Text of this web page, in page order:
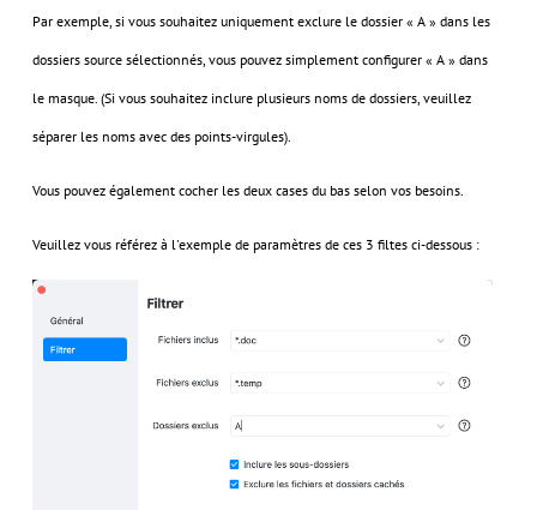
Par exemple, si vous souhaitez uniquement exclure le dossier « A » dans les
dossiers source sélectionnés, vous pouvez simplement configurer « A » dans
le masque. (Si vous souhaitez inclure plusieurs noms de dossiers, veuillez
séparer les noms avec des points-virgules).
Vous pouvez également cocher les deux cases du bas selon vos besoins.
Veuillez vous référez à l'exemple de paramètres de ces 3 filtes ci-dessous :